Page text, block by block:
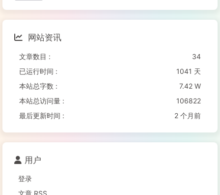
网站资讯
文章数目 :
34
已运行时间 :
1041 天
本站总字数 :
7.42 W
本站总访问量 :
106822
最后更新时间 :
2 个月前
用户
登录
文章 RSS